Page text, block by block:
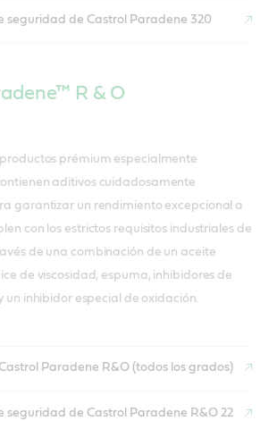
seguridad de Castrol Paradene 320
R & O
productos prémium especialmente
aditivos cuidadosamente
garantizar un rendimiento excepcional a
con los estrictos requisitos industriales de
de una combinación de un aceite
de viscosidad, espuma, inhibidores de
un inhibidor especial de oxidación.
Paradene R&O (todos los grados)
seguridad de Castrol Paradene R&O 22